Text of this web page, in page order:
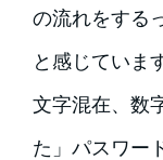
の流れをする
と感じていま
文字混在、数
た」パスワー